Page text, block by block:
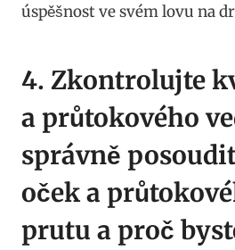
⁤úspěšnost ve svém⁢ lovu na
4. Zkontrolujte
a ‌průtokového
správně
oček ⁢a
prutu a ​proč